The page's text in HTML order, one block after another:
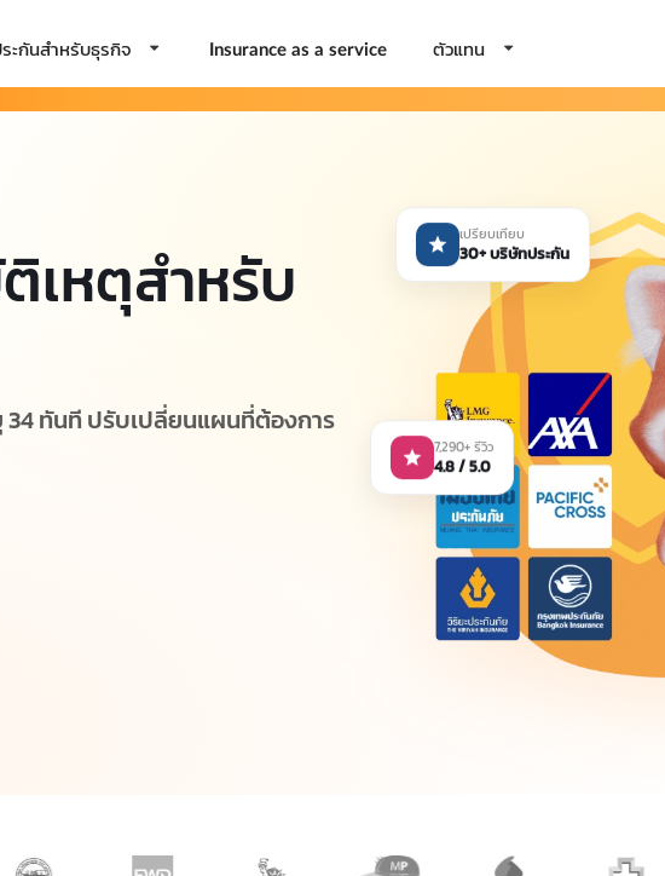
ะกันสำหรับธุรกิจ Insurance as a service ตัวแทน
เหตุสำหรับ
ทันที ปรับเปลี่ยนแผนที่ต้องการ
เปรียบเทียบ
30+ บริษัทประกัน
7,290+ รีวิว
4.8 / 5.0